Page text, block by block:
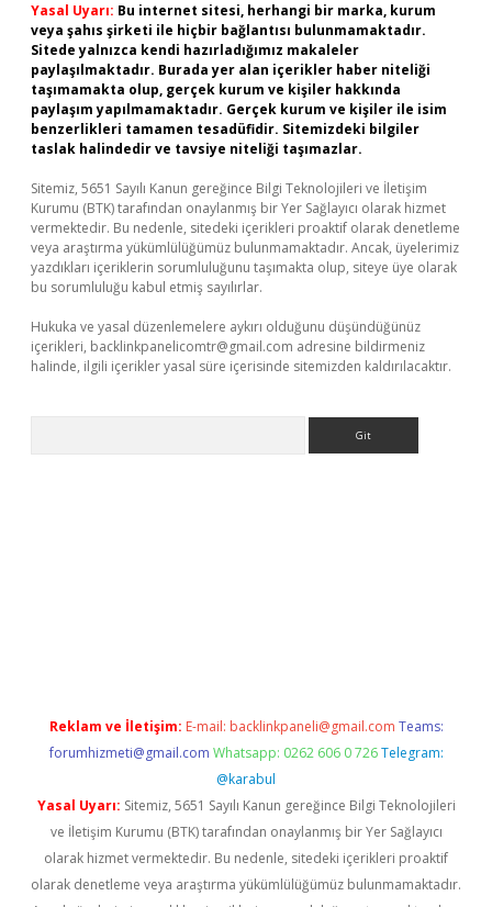
Yasal Uyarı: Bu internet sitesi, herhangi bir marka, kurum
veya şahıs şirketi ile hiçbir bağlantısı bulunmamaktadır.
Sitede yalnızca kendi hazırladığımız makaleler
paylaşılmaktadır. Burada yer alan içerikler haber niteliği
taşımamakta olup, gerçek kurum ve kişiler hakkında
paylaşım yapılmamaktadır. Gerçek kurum ve kişiler ile isim
benzerlikleri tamamen tesadüfidir. Sitemizdeki bilgiler
taslak halindedir ve tavsiye niteliği taşımazlar.
Sitemiz, 5651 Sayılı Kanun gereğince Bilgi Teknolojileri ve İletişim
Kurumu (BTK) tarafından onaylanmış bir Yer Sağlayıcı olarak hizmet
vermektedir. Bu nedenle, sitedeki içerikleri proaktif olarak denetleme
veya araştırma yükümlülüğümüz bulunmamaktadır. Ancak, üyelerimiz
yazdıkları içeriklerin sorumluluğunu taşımakta olup, siteye üye olarak
bu sorumluluğu kabul etmiş sayılırlar.
Hukuka ve yasal düzenlemelere aykırı olduğunu düşündüğünüz
içerikleri, backlinkpanelicomtr@gmail.com adresine bildirmeniz
halinde, ilgili içerikler yasal süre içerisinde sitemizden kaldırılacaktır.
Reklam ve İletişim: E-mail: backlinkpaneli@gmail.com Teams:
forumhizmeti@gmail.com Whatsapp: 0262 606 0 726 Telegram:
@karabul
Yasal Uyarı: Sitemiz, 5651 Sayılı Kanun gereğince Bilgi Teknolojileri
ve İletişim Kurumu (BTK) tarafından onaylanmış bir Yer Sağlayıcı
olarak hizmet vermektedir. Bu nedenle, sitedeki içerikleri proaktif
olarak denetleme veya araştırma yükümlülüğümüz bulunmamaktadır.